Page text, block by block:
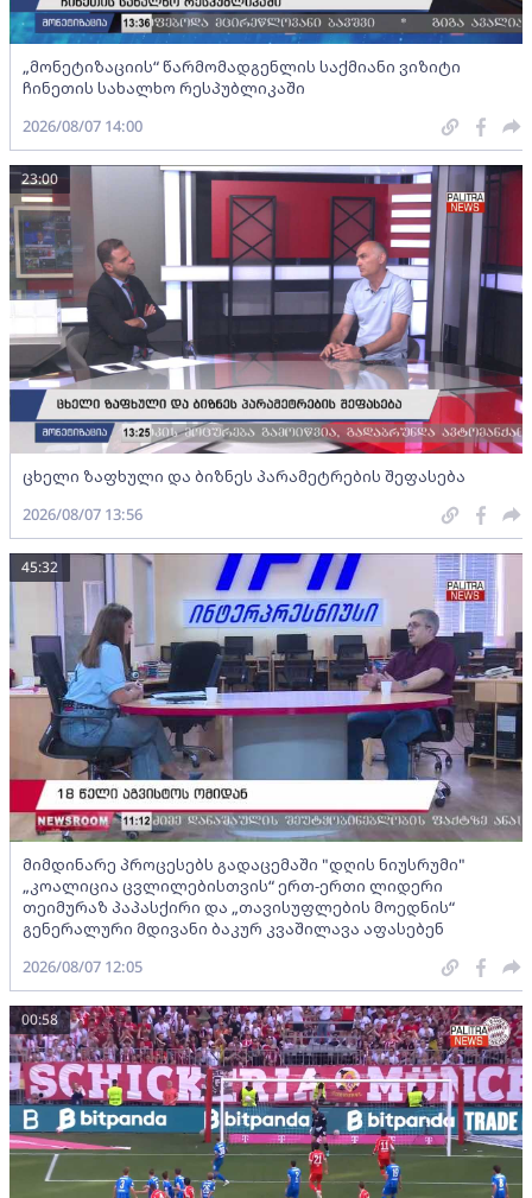
„მონეტიზაციის“ წარმომადგენლის საქმიანი ვიზიტი
ჩინეთის სახალხო რესპუბლიკაში
2026/08/07 14:00
ცხელი ზაფხული და ბიზნეს პარამეტრების შეფასება
23:00
2026/08/07 13:56
მიმდინარე პროცესებს გადაცემაში "დღის ნიუსრუმი"
„კოალიცია ცვლილებისთვის“ ერთ-ერთი ლიდერი
თეიმურაზ პაპასქირი და „თავისუფლების მოედნის“
გენერალური მდივანი ბაკურ კვაშილავა აფასებენ
45:32
2026/08/07 12:05
00:58